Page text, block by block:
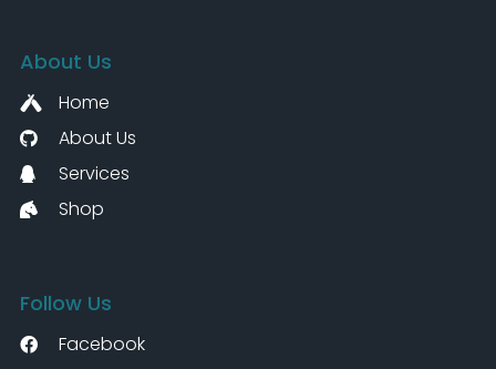
About Us
Home
About Us
Services
Shop
Follow Us
Facebook